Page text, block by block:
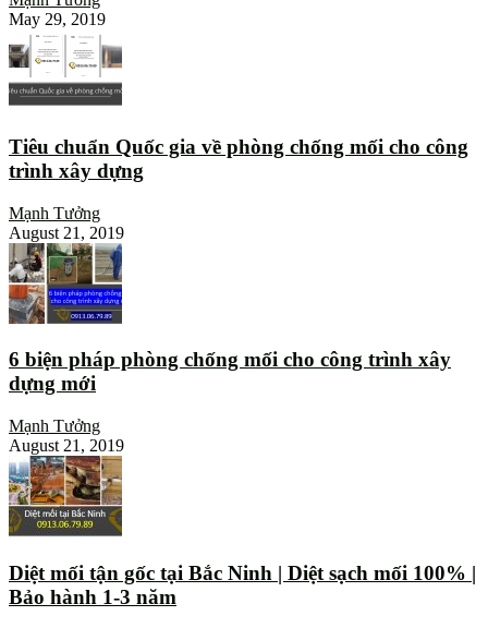
May 29, 2019
Tiêu chuẩn Quốc gia về phòng chống mối cho công
trình xây dựng
Mạnh Tưởng
August 21, 2019
6 biện pháp phòng chống mối cho công trình xây
dựng mới
Mạnh Tưởng
August 21, 2019
Diệt mối tận gốc tại Bắc Ninh | Diệt sạch mối 100% |
Bảo hành 1-3 năm